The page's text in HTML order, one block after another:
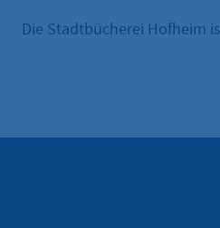
Die Stadtbücherei Hofheim